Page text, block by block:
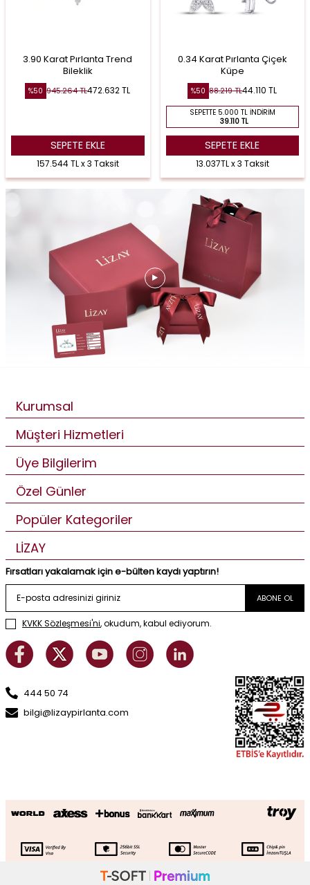
3.90 Karat Pırlanta Trend
Bileklik
%50 945.264TL472.632TL
SEPETE EKLE
157.544 TL x 3 Taksit
0.34 Karat Pırlanta Çiçek
Küpe
%50 88.219TL44.110 TL
SEPETTE 5.000 TL İNDIRIM
39.110 TL
SEPETE EKLE
13.037TL x 3 Taksit
Kurumsal
Müşteri Hizmetleri
Üye Bilgilerim
Özel Günler
Popüler Kategoriler
LİZAY
Fırsatları yakalamak için e-bülten kaydı yaptırın!
ABONE OL
KVKK Sözleşmesi'ni, okudum, kabul ediyorum.
444 50 74
bilgi@lizaypirlanta.com